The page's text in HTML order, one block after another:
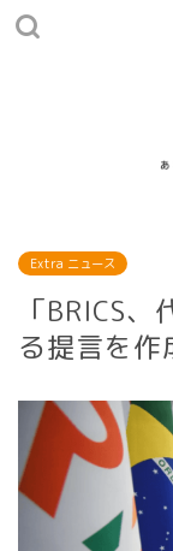
Extra ニュース
「BRICS
る提言を作